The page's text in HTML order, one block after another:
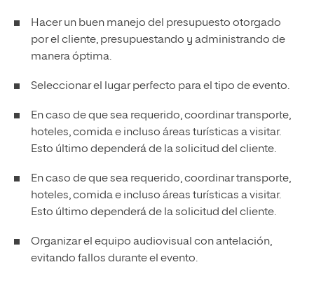
Hacer un buen manejo del presupuesto otorgado
por el cliente, presupuestando y administrando de
manera óptima.
Seleccionar el lugar perfecto para el tipo de evento.
En caso de que sea requerido, coordinar transporte,
hoteles, comida e incluso áreas turísticas a visitar.
Esto último dependerá de la solicitud del cliente.
En caso de que sea requerido, coordinar transporte,
hoteles, comida e incluso áreas turísticas a visitar.
Esto último dependerá de la solicitud del cliente.
Organizar el equipo audiovisual con antelación,
evitando fallos durante el evento.